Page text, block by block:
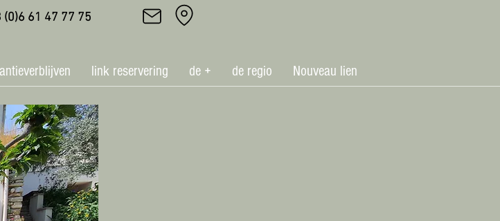
(0)6 61 47 77 75
link reservering de + de regio Nouveau lien